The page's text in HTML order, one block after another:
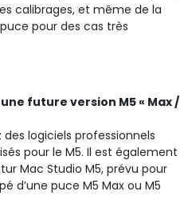
calibrages, et même de la
pour des cas très
future version M5 « Max /
des logiciels professionnels
pour le M5. Il est également
Mac Studio M5, prévu pour
d’une puce M5 Max ou M5